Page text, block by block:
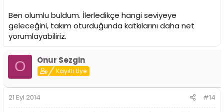
Ben olumlu buldum. İlerledikçe hangi seviyeye
geleceğini, takım oturduğunda katkılarını daha net
yorumlayabiliriz.
O Onur Sezgin
Kayıtlı Üye
21 Eyl 2014 #14